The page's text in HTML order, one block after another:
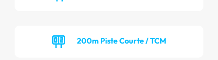
200m Piste Courte / TCM